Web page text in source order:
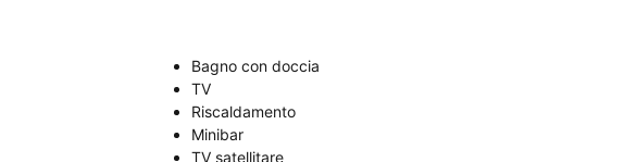
Bagno con doccia
TV
Riscaldamento
Minibar
TV satellitare